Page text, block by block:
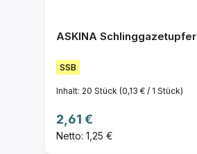
ASKINA Schlinggazetupfer
SSB
Inhalt: 20 Stück (0,13 € / 1 Stück)
Regulärer Preis:
2,61 €
Netto: 1,25 €